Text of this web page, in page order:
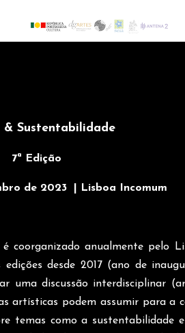
& Sustentabilidade
7ª Edição
de 2023 | Lisboa Incomum
coorganizado anualmente pelo
desde 2017 (ano de
uma discussão interdisciplinar
artísticas podem assumir para a
temas como a sustentabilidade